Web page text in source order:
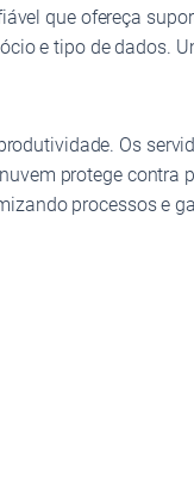
que ofereça
e tipo de dados.
Os
protege contra
processos e